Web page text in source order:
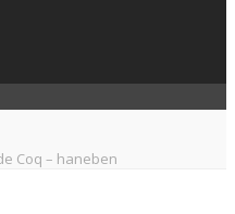
Coq – haneben